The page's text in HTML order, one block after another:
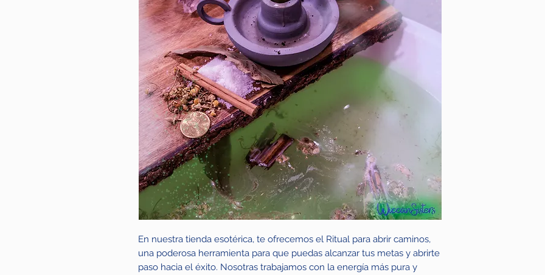
En nuestra tienda esotérica, te ofrecemos el Ritual para abrir caminos,
una poderosa herramienta para que puedas alcanzar tus metas y abrirte
paso hacia el éxito. Nosotras trabajamos con la energía más pura y